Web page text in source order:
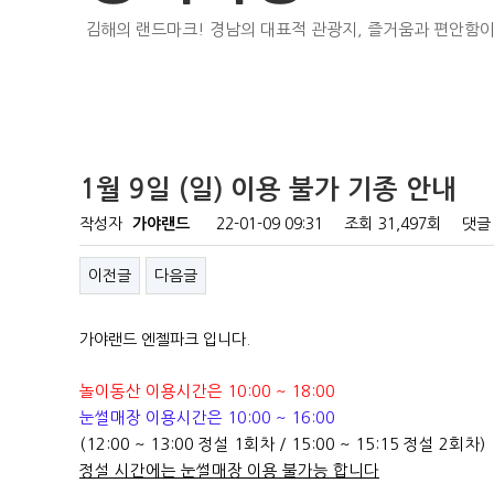
김해의 랜드마크! 경남의 대표적 관광지, 즐거움과 편안함
1월 9일 (일) 이용 불가 기종 안내
작성자 가야랜드 22-01-09 09:31 조회 31,497회 댓글
이전글 다음글
가야랜드 엔젤파크 입니다.
놀이동산 이용시간은 10:00 ~ 18:00
눈썰매장 이용시간은 10:00 ~ 16:00
(12:00 ~ 13:00 정설 1회차 / 15:00 ~ 15:15 정설 2회차)
정설 시간에는 눈썰매장 이용 불가능 합니다